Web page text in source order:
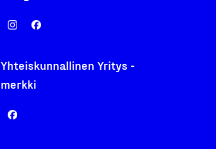
Yhteiskunnallinen Yritys -
merkki